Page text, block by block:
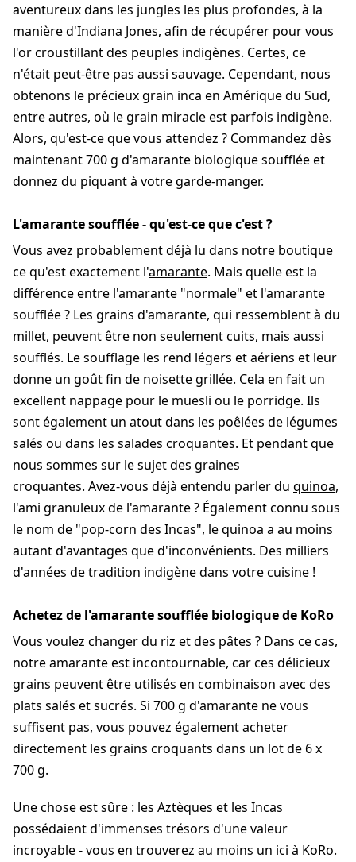
aventureux dans les jungles les plus profondes, à la
manière d'Indiana Jones, afin de récupérer pour vous
l'or croustillant des peuples indigènes. Certes, ce
n'était peut-être pas aussi sauvage. Cependant, nous
obtenons le précieux grain inca en Amérique du Sud,
entre autres, où le grain miracle est parfois indigène.
Alors, qu'est-ce que vous attendez ? Commandez dès
maintenant 700 g d'amarante biologique soufflée et
donnez du piquant à votre garde-manger.
L'amarante soufflée - qu'est-ce que c'est ?
Vous avez probablement déjà lu dans notre boutique
ce qu'est exactement l'amarante. Mais quelle est la
différence entre l'amarante "normale" et l'amarante
soufflée ? Les grains d'amarante, qui ressemblent à du
millet, peuvent être non seulement cuits, mais aussi
soufflés. Le soufflage les rend légers et aériens et leur
donne un goût fin de noisette grillée. Cela en fait un
excellent nappage pour le muesli ou le porridge. Ils
sont également un atout dans les poêlées de légumes
salés ou dans les salades croquantes. Et pendant que
nous sommes sur le sujet des graines
croquantes. Avez-vous déjà entendu parler du quinoa,
l'ami granuleux de l'amarante ? Également connu sous
le nom de "pop-corn des Incas", le quinoa a au moins
autant d'avantages que d'inconvénients. Des milliers
d'années de tradition indigène dans votre cuisine !
Achetez de l'amarante soufflée biologique de KoRo
Vous voulez changer du riz et des pâtes ? Dans ce cas,
notre amarante est incontournable, car ces délicieux
grains peuvent être utilisés en combinaison avec des
plats salés et sucrés. Si 700 g d'amarante ne vous
suffisent pas, vous pouvez également acheter
directement les grains croquants dans un lot de 6 x
700 g.
Une chose est sûre : les Aztèques et les Incas
possédaient d'immenses trésors d'une valeur
incroyable - vous en trouverez au moins un ici à KoRo.